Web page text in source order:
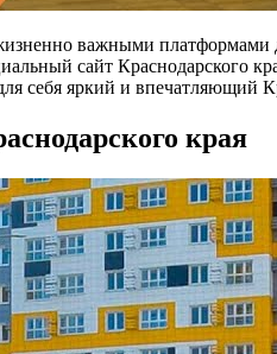
важными платформами
сайт Краснодарского
себя яркий и впечатляющий
края